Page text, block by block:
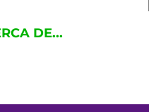
DE...